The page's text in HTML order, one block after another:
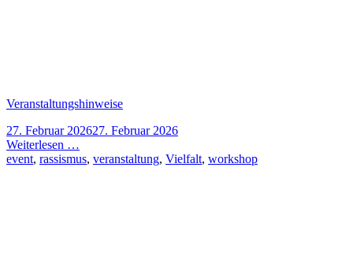
Veranstaltungshinweise
27. Februar 202627. Februar 2026
Weiterlesen …
event, rassismus, veranstaltung, Vielfalt, workshop